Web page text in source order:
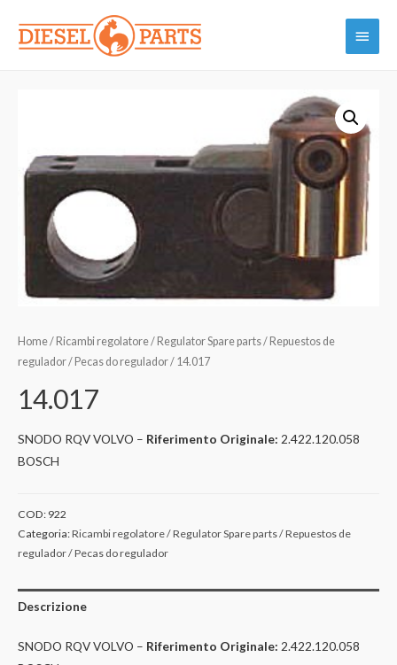
contenuto
Menu
Home/ Ricambi regolatore / Regulator Spare parts / Repuestos de
regulador / Pecas do regulador/ 14.017
14.017
SNODO RQV VOLVO – Riferimento Originale: 2.422.120.058
BOSCH
COD: 922
Categoria:Ricambi regolatore / Regulator Spare parts / Repuestos de
regulador / Pecas do regulador
Descrizione
SNODO RQV VOLVO – Riferimento Originale: 2.422.120.058